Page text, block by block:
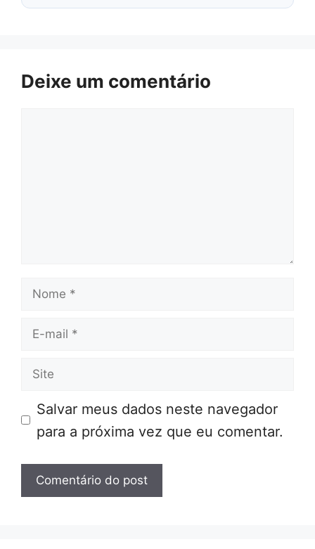
Deixe um comentário
Nome
E-
Site
Salvar meus dados neste navegador
para a próxima vez que eu comentar.